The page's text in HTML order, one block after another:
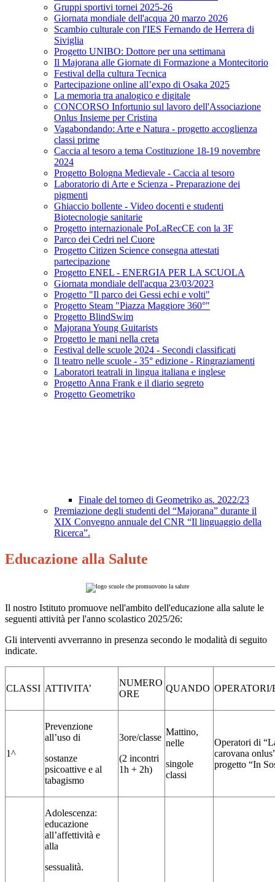
Gruppi sportivi tornei 2025-26
Giornata mondiale dell'acqua 20 marzo 2026
Scambio culturale con l'IES Fernando de Herrera di
Siviglia
Progetto UNIBO: Dottore per una settimana
Il Majorana alle Giornate di Formazione a Montecitorio
Festival della cultura Tecnica
Partecipazione online all’expo di Osaka 2025
La memoria tra analogico e digitale
CONCORSO Infortunio sul lavoro dell'Associazione
Onlus Insieme per Cristina
Vagabondando: Arte e Natura - progetto accoglienza
classi prime
Caccia al tesoro a tema Costituzione 18-19 novembre
2024
Progetto Bologna Medievale - Caccia al tesoro
Laboratorio di Arte e Scienza - Preparazione dei
pigmenti
Ghiaccio bollente - Video docenti e studenti
Biotecnologie sanitarie
Progetto internazionale PoLaRecCE con la 3F
Parco dei Cedri nel Cuore
Progetto Citizen Science consegna attestati
partecipazione
Progetto ENEL - ENERGIA PER LA SCUOLA
Giornata mondiale dell'acqua 23/03/2023
Progetto "Il parco dei Gessi echi e volti"
Progetto Steam "Piazza Maggiore 360°"
Progetto BlindSwim
Majorana Young Guitarists
Progetto le mani nella creta
Festival delle scuole 2024 - Secondi classificati
Il teatro nelle scuole - 35° edizione - Ringraziamenti
Laboratori teatrali in lingua italiana e inglese
Progetto Anna Frank e il diario segreto
Progetto Geometriko
Finale del torneo di Geometriko as. 2022/23
Premiazione degli studenti del “Majorana” durante il
XIX Convegno annuale del CNR “Il linguaggio della
Ricerca”.
Educazione alla Salute
Il nostro Istituto promuove nell'ambito dell'educazione alla salute le
seguenti attività per l'anno scolastico 2025/26:
Gli interventi avverranno in presenza secondo le modalità di seguito
indicate.
CLASSI ATTIVITA’
NUMERO
ORE
QUANDO OPERATORI/
1^
Prevenzione
all’uso di
sostanze
psicoattive e al
tabagismo
3ore/classe
(2 incontri
1h + 2h)
Mattino,
nelle
singole
classi
Operatori di
carovana
progetto “In
Adolescenza:
educazione
all’affettività e
alla
sessualità.